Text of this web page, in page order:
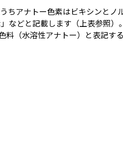
ちアナトー色素はビキシンとノ
などと記載します（上表参照）
料（水溶性アナトー）と表記す